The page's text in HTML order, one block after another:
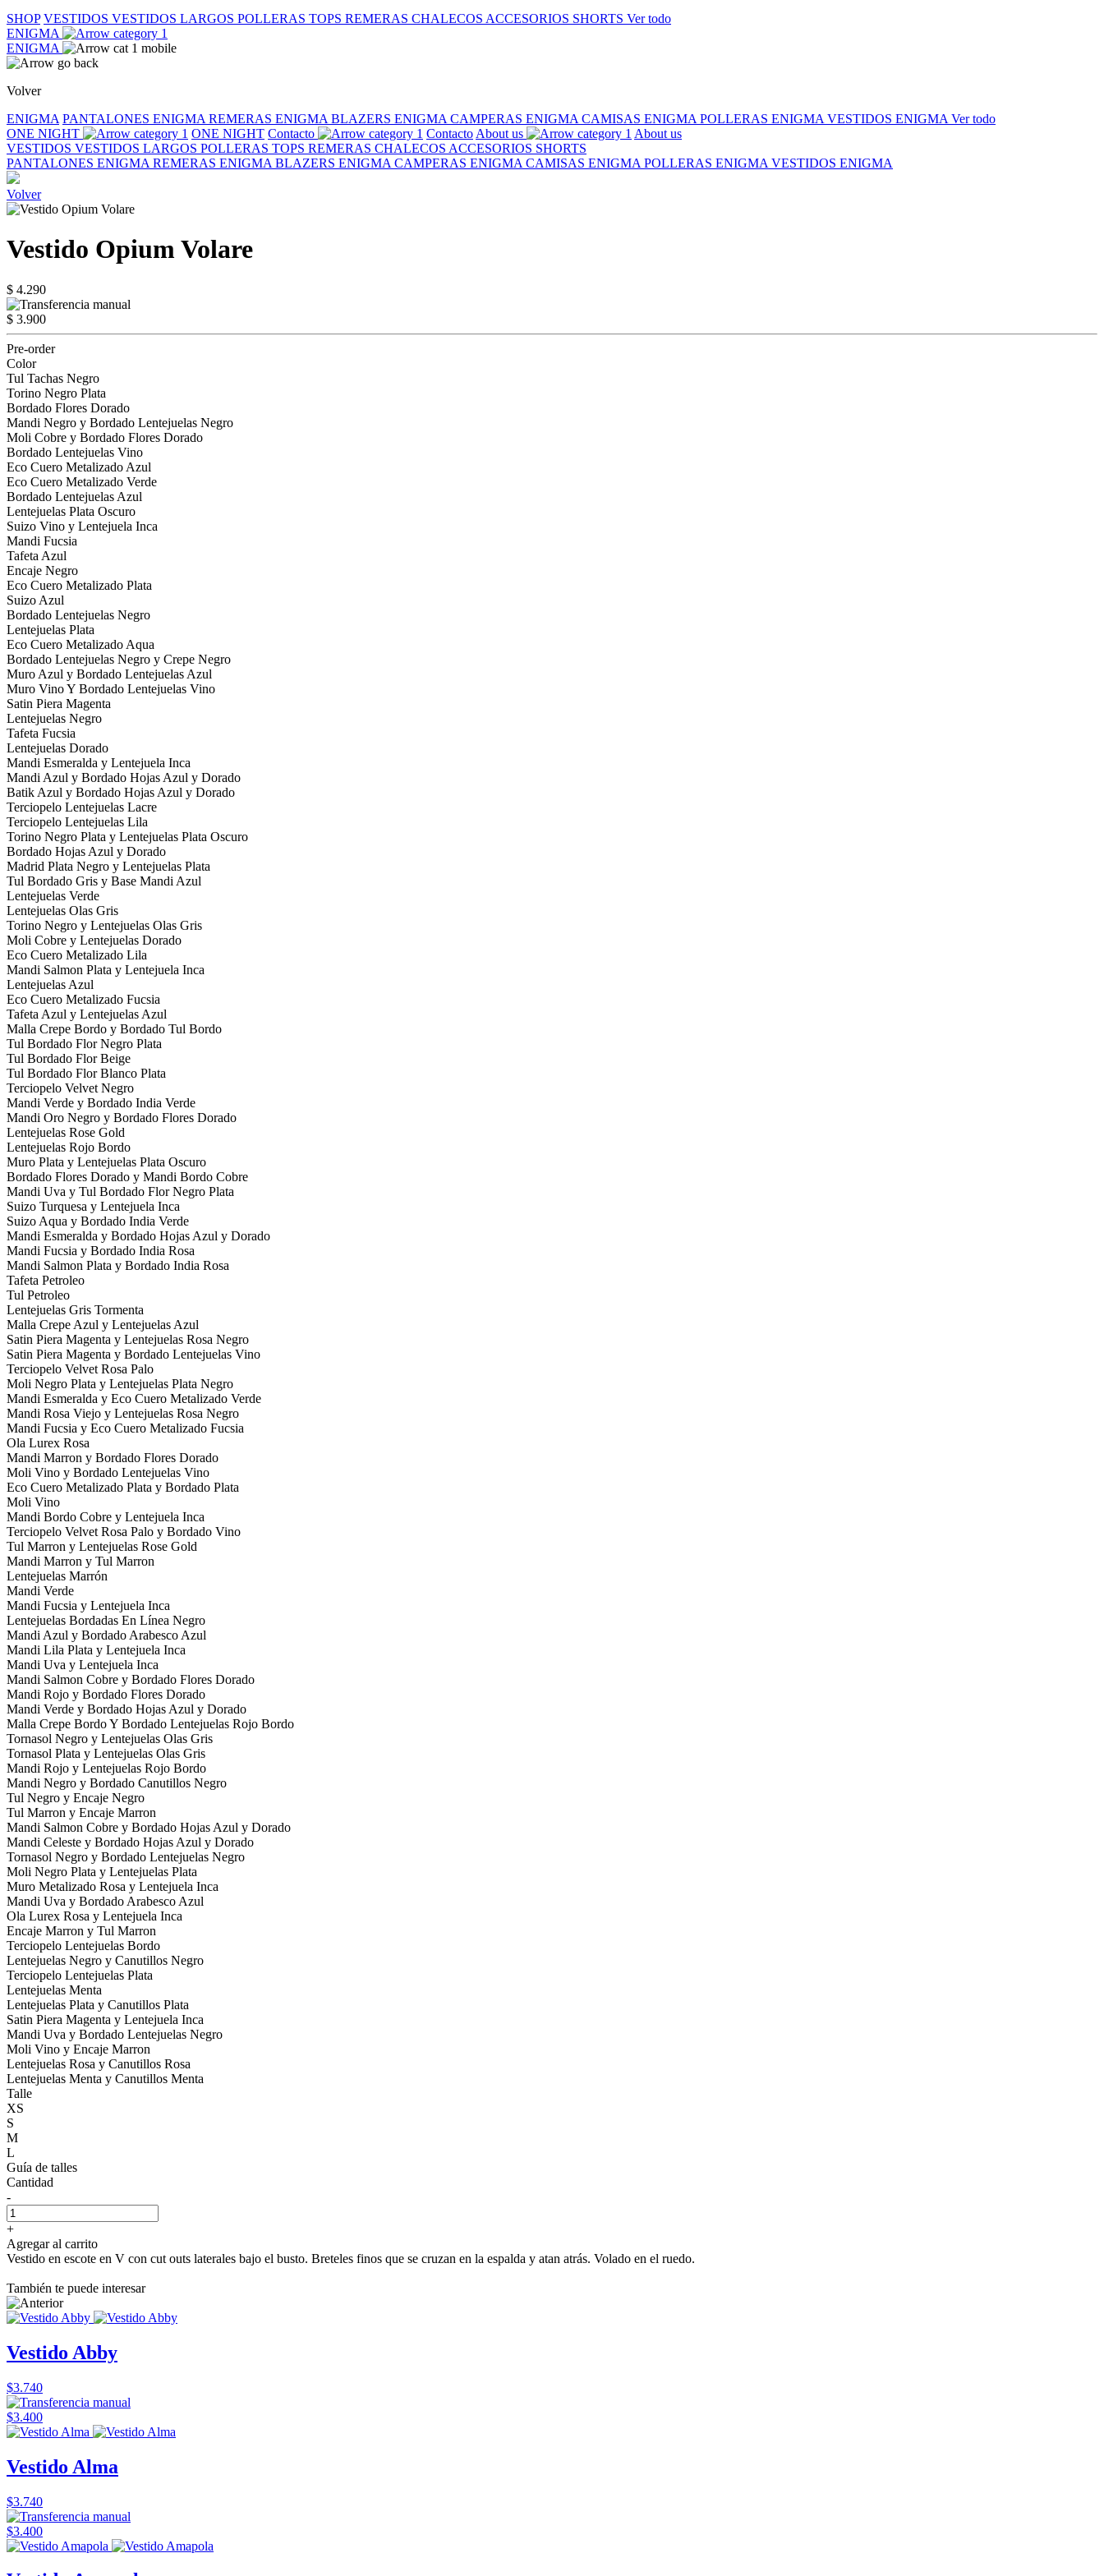
SHOP VESTIDOS VESTIDOS LARGOS POLLERAS TOPS REMERAS CHALECOS ACCESORIOS SHORTS Ver todo
ENIGMA
ENIGMA
Volver
ENIGMA PANTALONES ENIGMA REMERAS ENIGMA BLAZERS ENIGMA CAMPERAS ENIGMA CAMISAS ENIGMA POLLERAS ENIGMA VESTIDOS ENIGMA Ver todo
ONE NIGHT
ONE NIGHT Contacto Contacto About us
About us
VESTIDOS VESTIDOS LARGOS POLLERAS TOPS REMERAS CHALECOS ACCESORIOS SHORTS
PANTALONES ENIGMA REMERAS ENIGMA BLAZERS ENIGMA CAMPERAS ENIGMA CAMISAS ENIGMA POLLERAS ENIGMA VESTIDOS ENIGMA
Volver
Vestido Opium Volare
$ 4.290
$ 3.900
Pre-order
Color
Tul Tachas Negro
Torino Negro Plata
Bordado Flores Dorado
Mandi Negro y Bordado Lentejuelas Negro
Moli Cobre y Bordado Flores Dorado
Bordado Lentejuelas Vino
Eco Cuero Metalizado Azul
Eco Cuero Metalizado Verde
Bordado Lentejuelas Azul
Lentejuelas Plata Oscuro
Suizo Vino y Lentejuela Inca
Mandi Fucsia
Tafeta Azul
Encaje Negro
Eco Cuero Metalizado Plata
Suizo Azul
Bordado Lentejuelas Negro
Lentejuelas Plata
Eco Cuero Metalizado Aqua
Bordado Lentejuelas Negro y Crepe Negro
Muro Azul y Bordado Lentejuelas Azul
Muro Vino Y Bordado Lentejuelas Vino
Satin Piera Magenta
Lentejuelas Negro
Tafeta Fucsia
Lentejuelas Dorado
Mandi Esmeralda y Lentejuela Inca
Mandi Azul y Bordado Hojas Azul y Dorado
Batik Azul y Bordado Hojas Azul y Dorado
Terciopelo Lentejuelas Lacre
Terciopelo Lentejuelas Lila
Torino Negro Plata y Lentejuelas Plata Oscuro
Bordado Hojas Azul y Dorado
Madrid Plata Negro y Lentejuelas Plata
Tul Bordado Gris y Base Mandi Azul
Lentejuelas Verde
Lentejuelas Olas Gris
Torino Negro y Lentejuelas Olas Gris
Moli Cobre y Lentejuelas Dorado
Eco Cuero Metalizado Lila
Mandi Salmon Plata y Lentejuela Inca
Lentejuelas Azul
Eco Cuero Metalizado Fucsia
Tafeta Azul y Lentejuelas Azul
Malla Crepe Bordo y Bordado Tul Bordo
Tul Bordado Flor Negro Plata
Tul Bordado Flor Beige
Tul Bordado Flor Blanco Plata
Terciopelo Velvet Negro
Mandi Verde y Bordado India Verde
Mandi Oro Negro y Bordado Flores Dorado
Lentejuelas Rose Gold
Lentejuelas Rojo Bordo
Muro Plata y Lentejuelas Plata Oscuro
Bordado Flores Dorado y Mandi Bordo Cobre
Mandi Uva y Tul Bordado Flor Negro Plata
Suizo Turquesa y Lentejuela Inca
Suizo Aqua y Bordado India Verde
Mandi Esmeralda y Bordado Hojas Azul y Dorado
Mandi Fucsia y Bordado India Rosa
Mandi Salmon Plata y Bordado India Rosa
Tafeta Petroleo
Tul Petroleo
Lentejuelas Gris Tormenta
Malla Crepe Azul y Lentejuelas Azul
Satin Piera Magenta y Lentejuelas Rosa Negro
Satin Piera Magenta y Bordado Lentejuelas Vino
Terciopelo Velvet Rosa Palo
Moli Negro Plata y Lentejuelas Plata Negro
Mandi Esmeralda y Eco Cuero Metalizado Verde
Mandi Rosa Viejo y Lentejuelas Rosa Negro
Mandi Fucsia y Eco Cuero Metalizado Fucsia
Ola Lurex Rosa
Mandi Marron y Bordado Flores Dorado
Moli Vino y Bordado Lentejuelas Vino
Eco Cuero Metalizado Plata y Bordado Plata
Moli Vino
Mandi Bordo Cobre y Lentejuela Inca
Terciopelo Velvet Rosa Palo y Bordado Vino
Tul Marron y Lentejuelas Rose Gold
Mandi Marron y Tul Marron
Lentejuelas Marrón
Mandi Verde
Mandi Fucsia y Lentejuela Inca
Lentejuelas Bordadas En Línea Negro
Mandi Azul y Bordado Arabesco Azul
Mandi Lila Plata y Lentejuela Inca
Mandi Uva y Lentejuela Inca
Mandi Salmon Cobre y Bordado Flores Dorado
Mandi Rojo y Bordado Flores Dorado
Mandi Verde y Bordado Hojas Azul y Dorado
Malla Crepe Bordo Y Bordado Lentejuelas Rojo Bordo
Tornasol Negro y Lentejuelas Olas Gris
Tornasol Plata y Lentejuelas Olas Gris
Mandi Rojo y Lentejuelas Rojo Bordo
Mandi Negro y Bordado Canutillos Negro
Tul Negro y Encaje Negro
Tul Marron y Encaje Marron
Mandi Salmon Cobre y Bordado Hojas Azul y Dorado
Mandi Celeste y Bordado Hojas Azul y Dorado
Tornasol Negro y Bordado Lentejuelas Negro
Moli Negro Plata y Lentejuelas Plata
Muro Metalizado Rosa y Lentejuela Inca
Mandi Uva y Bordado Arabesco Azul
Ola Lurex Rosa y Lentejuela Inca
Encaje Marron y Tul Marron
Terciopelo Lentejuelas Bordo
Lentejuelas Negro y Canutillos Negro
Terciopelo Lentejuelas Plata
Lentejuelas Menta
Lentejuelas Plata y Canutillos Plata
Satin Piera Magenta y Lentejuela Inca
Mandi Uva y Bordado Lentejuelas Negro
Moli Vino y Encaje Marron
Lentejuelas Rosa y Canutillos Rosa
Lentejuelas Menta y Canutillos Menta
Talle
XS
S
M
L
Guía de talles
Cantidad
-
+
Agregar al carrito
Vestido en escote en V con cut outs laterales bajo el busto. Breteles finos que se cruzan en la espalda y atan atrás. Volado en el ruedo.
También te puede interesar
Vestido Abby
$3.740
$3.400
Vestido Alma
$3.740
$3.400